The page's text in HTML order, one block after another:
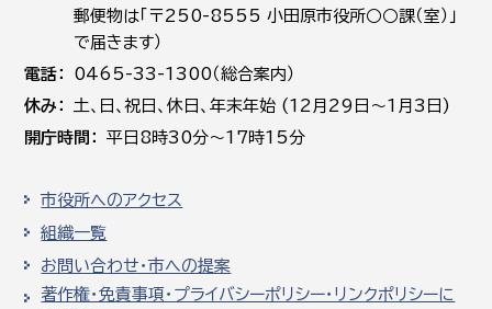
郵便物は「〒250-8555 小田原市役所○○課（室）」
で届きます）
電話
0465-33-1300（総合案内）
休み
土､日､祝日、休日、年末年始 (12月29日～1月3日)
開庁時間
平日8時30分～17時15分
市役所へのアクセス
組織一覧
お問い合わせ・市への提案
著作権・免責事項・プライバシーポリシー・リンクポリシーに